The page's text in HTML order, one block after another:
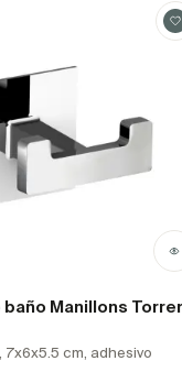
baño Manillons
7x6x5.5 cm, adhesivo